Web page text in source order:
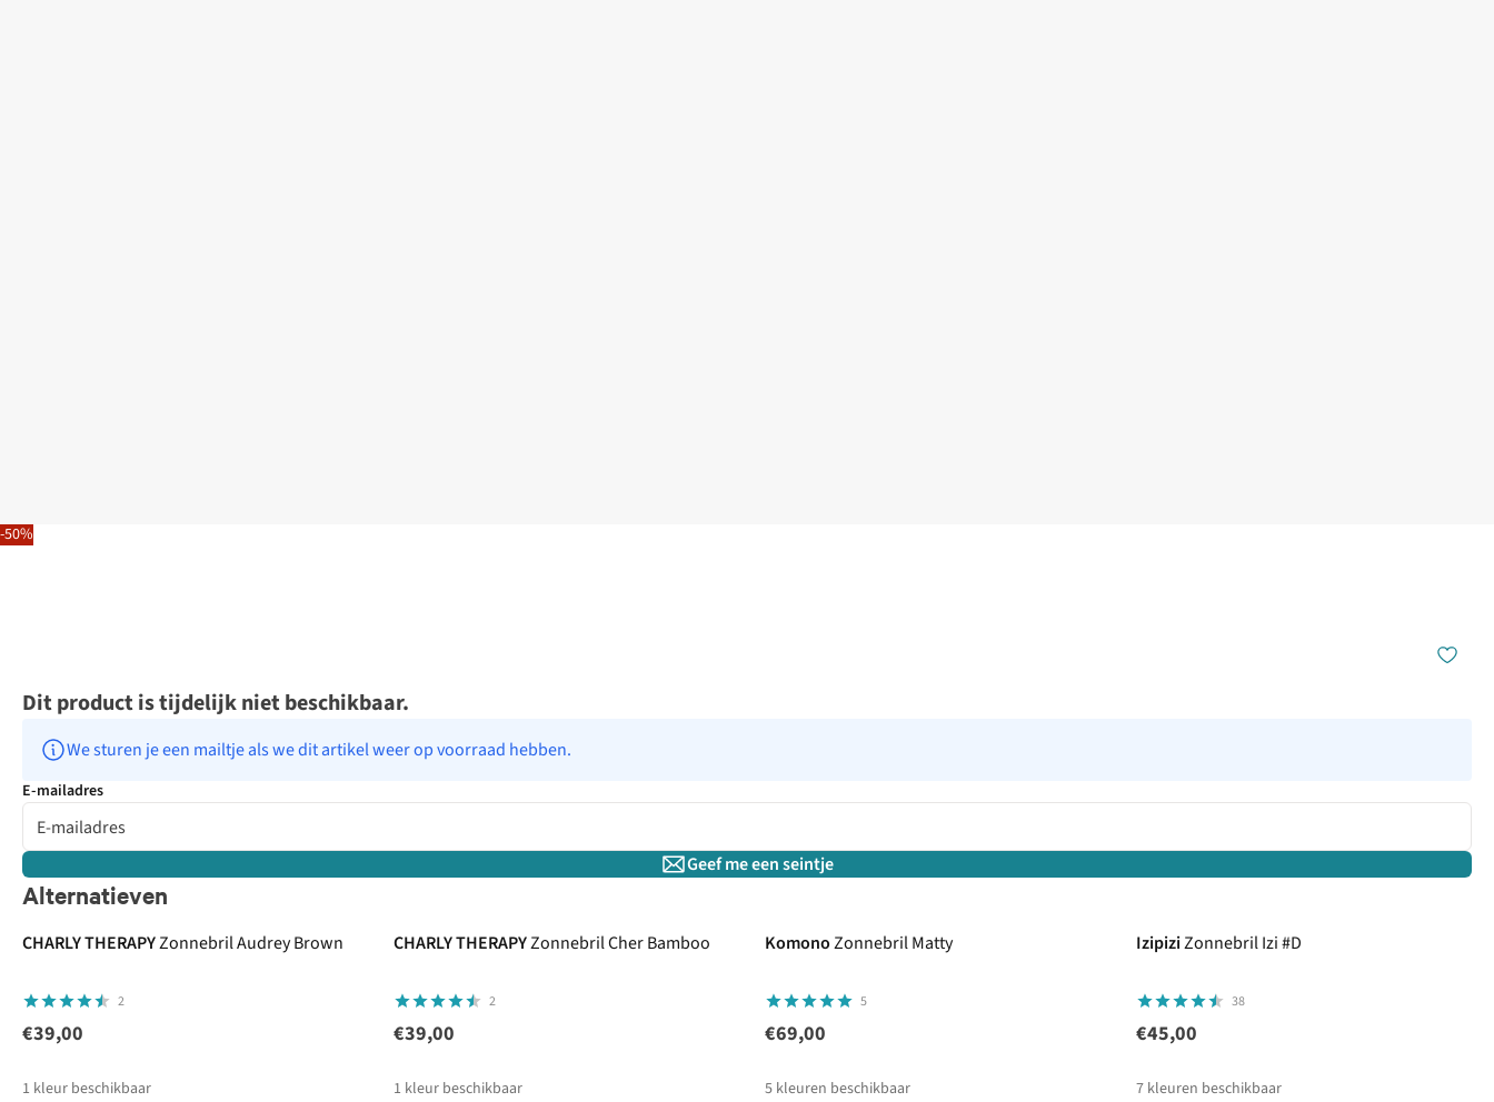
-50%
Dit product is tijdelijk niet beschikbaar.
We sturen je een mailtje als we dit artikel weer op voorraad hebben.
E-mailadres
Geef me een seintje
Alternatieven
CHARLY THERAPYZonnebril Audrey Brown
2
€39,00
1 kleur beschikbaar
CHARLY THERAPYZonnebril Cher Bamboo
2
€39,00
1 kleur beschikbaar
KomonoZonnebril Matty
5
€69,00
5 kleuren beschikbaar
IzipiziZonnebril Izi #D
38
€45,00
7 kleuren beschikbaar